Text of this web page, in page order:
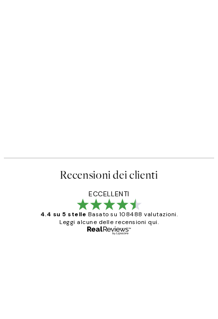
Recensioni dei clienti
ECCELLENTI
4.4 su 5 stelle Basato su 108488 valutazioni.
Leggi alcune delle recensioni qui.